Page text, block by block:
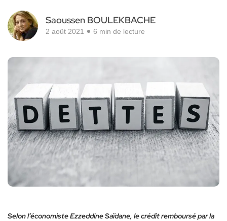
Saoussen BOULEKBACHE
2 août 2021 6 min de lecture
Selon l’économiste Ezzeddine Saïdane, le crédit remboursé par la